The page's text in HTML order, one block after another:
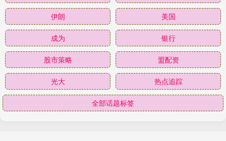
伊朗 美国
成为 银行
股市策略 盟配资
光大 热点追踪
全部话题标签